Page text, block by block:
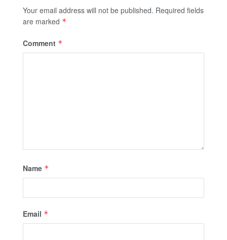
Your email address will not be published. Required fields
are marked *
Comment *
Name *
Email *